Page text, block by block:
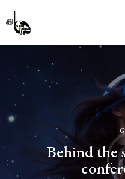
Behind the